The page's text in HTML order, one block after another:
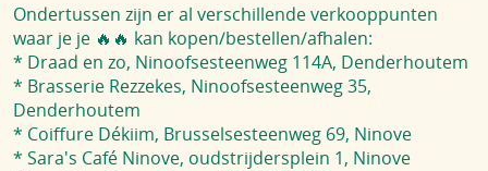
Ondertussen zijn er al verschillende verkooppunten
waar je je 🔥🔥 kan kopen/bestellen/afhalen:
* Draad en zo, Ninoofsesteenweg 114A, Denderhoutem
* Brasserie Rezzekes, Ninoofsesteenweg 35,
Denderhoutem
* Coiffure Dékiim, Brusselsesteenweg 69, Ninove
* Sara's Café Ninove, oudstrijdersplein 1, Ninove